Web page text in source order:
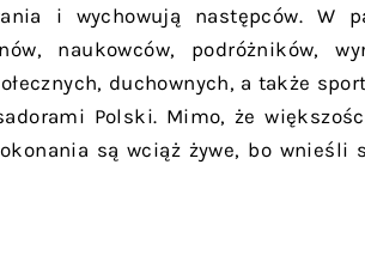
i wychowują następców. W
naukowców, podróżników,
duchownych, a także
Polski. Mimo, że
są wciąż żywe, bo wnieśli